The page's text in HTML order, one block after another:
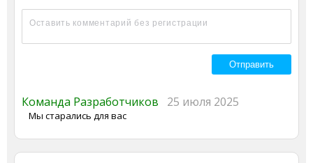
Команда Разработчиков 25 июля 2025
Мы старались для вас